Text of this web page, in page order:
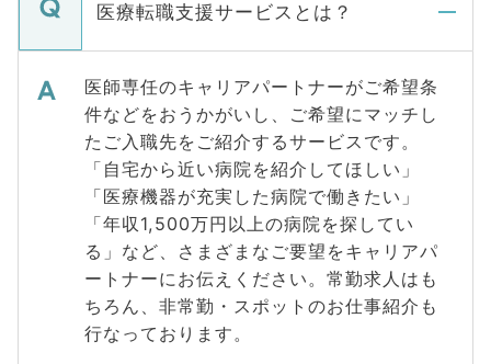
医療転職支援サービスとは？
医師専任のキャリアパートナーがご希望条
件などをおうかがいし、ご希望にマッチし
たご入職先をご紹介するサービスです。
「自宅から近い病院を紹介してほしい」
「医療機器が充実した病院で働きたい」
「年収1,500万円以上の病院を探してい
る」など、さまざまなご要望をキャリアパ
ートナーにお伝えください。常勤求人はも
ちろん、非常勤・スポットのお仕事紹介も
行なっております。